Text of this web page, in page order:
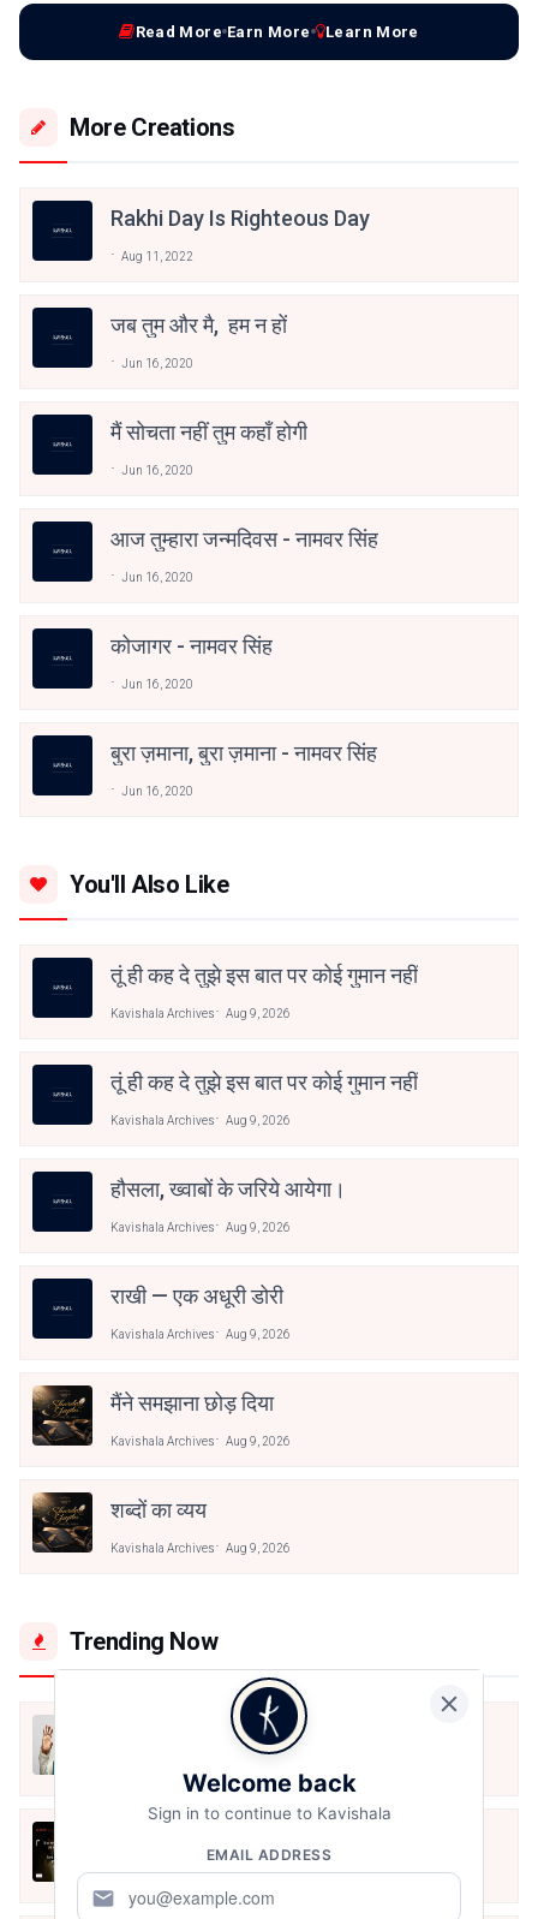
Read More Earn More Learn More
More Creations
Rakhi Day Is Righteous Day
Aug 11, 2022
जब तुम और मै, हम न हों
Jun 16, 2020
मैं सोचता नहीं तुम कहाँ होगी
Jun 16, 2020
आज तुम्हारा जन्मदिवस - नामवर सिंह
Jun 16, 2020
कोजागर - नामवर सिंह
Jun 16, 2020
बुरा ज़माना, बुरा ज़माना - नामवर सिंह
Jun 16, 2020
You'll Also Like
तूं ही कह दे तुझे इस बात पर कोई गुमान नहीं
Kavishala Archives Aug 9, 2026
तूं ही कह दे तुझे इस बात पर कोई गुमान नहीं
Kavishala Archives Aug 9, 2026
हौसला, ख्वाबों के जरिये आयेगा।
Kavishala Archives Aug 9, 2026
राखी — एक अधूरी डोरी
Kavishala Archives Aug 9, 2026
मैंने समझाना छोड़ दिया
Kavishala Archives Aug 9, 2026
शब्दों का व्यय
Kavishala Archives Aug 9, 2026
Trending Now
मैं शून्य पे सवार हूँ
Stay Safe | TVF's Aspirants
May 8, 2021
Welcome back
Sign in to continue to Kavishala
EMAIL ADDRESS
mail